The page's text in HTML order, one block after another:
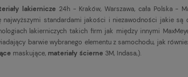
lakiernicze 24h - Kraków, Warszawa, cała Polska -
standardami jakości i niezawodności jakie
lakierniczych takich firm jak między innymi
barwie wybranego elementu z samochodu, jak
maskujące, materiały ścierne 3M, Indasa,).